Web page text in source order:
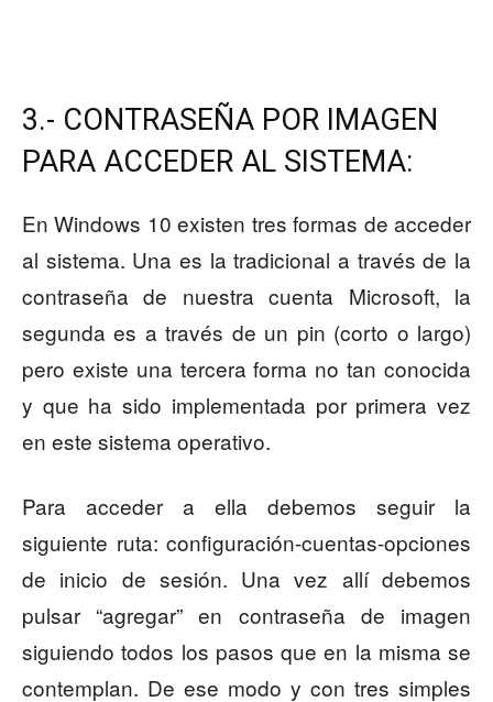
3.- CONTRASEÑA POR IMAGEN
PARA ACCEDER AL SISTEMA:
En Windows 10 existen tres formas de acceder
al sistema. Una es la tradicional a través de la
contraseña de nuestra cuenta Microsoft, la
segunda es a través de un pin (corto o largo)
pero existe una tercera forma no tan conocida
y que ha sido implementada por primera vez
en este sistema operativo.
Para acceder a ella debemos seguir la
siguiente ruta: configuración-cuentas-opciones
de inicio de sesión. Una vez allí debemos
pulsar “agregar” en contraseña de imagen
siguiendo todos los pasos que en la misma se
contemplan. De ese modo y con tres simples